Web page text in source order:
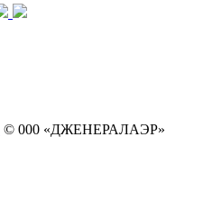
© 000 «ДЖЕНЕРАЛАЭР»